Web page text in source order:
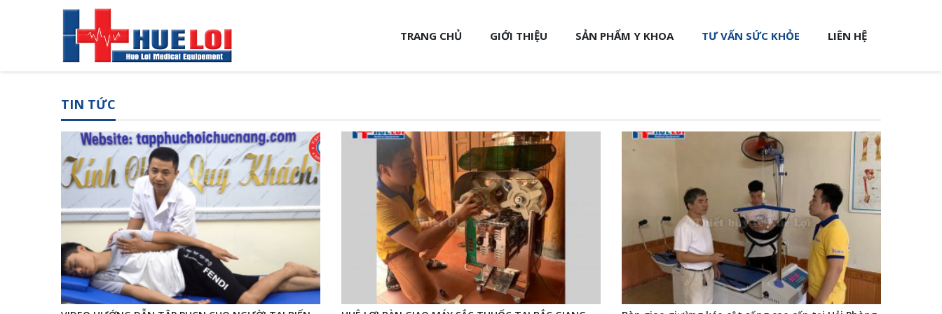
TRANG CHỦ GIỚI THIỆU SẢN PHẨM Y KHOA TƯ VẤN SỨC KHỎE LIÊN HỆ
TIN TỨC